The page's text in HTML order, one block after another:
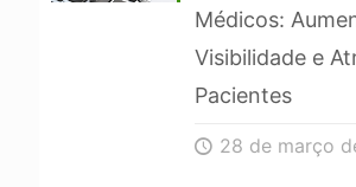
Médicos:
Visibilidade e
Pacientes
28 de março